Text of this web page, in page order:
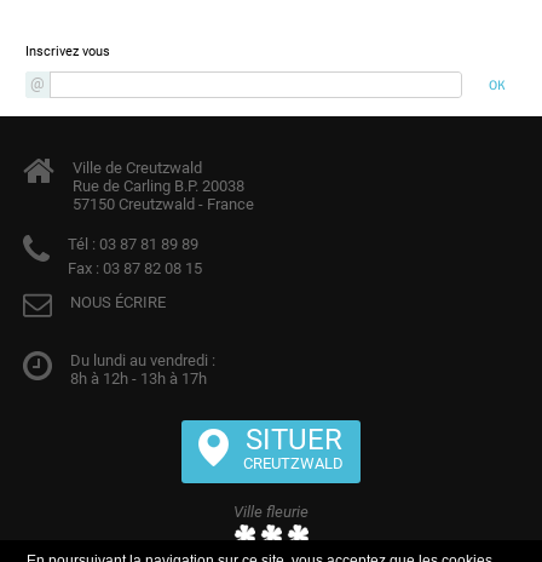
Inscrivez vous
Ville de Creutzwald
Rue de Carling B.P. 20038
57150 Creutzwald - France
Tél : 03 87 81 89 89
Fax : 03 87 82 08 15
NOUS ÉCRIRE
Du lundi au vendredi :
8h à 12h - 13h à 17h
SITUER
CREUTZWALD
Ville fleurie